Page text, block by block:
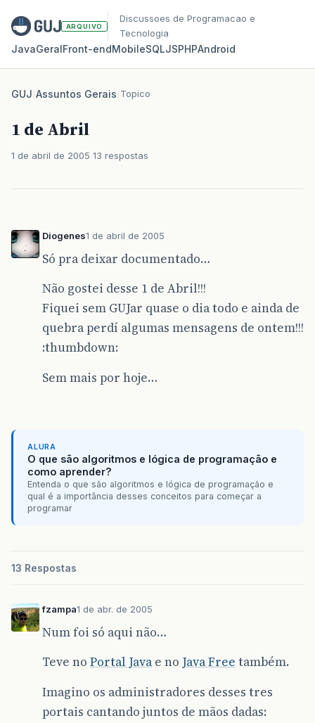
ARQUIVO
Discussoes de Programacao e
Tecnologia
JavaGeralFront‑endMobileSQLJSPHPAndroid
GUJ/Assuntos Gerais/Topico
1 de Abril
1 de abril de 2005 13 respostas
Diogenes1 de abril de 2005
Só pra deixar documentado…
Não gostei desse 1 de Abril!!!
Fiquei sem GUJar quase o dia todo e ainda de
quebra perdí algumas mensagens de ontem!!!
:thumbdown:
Sem mais por hoje…
ALURA
O que são algoritmos e lógica de programação e
como aprender?
Entenda o que são algoritmos e lógica de programação e
qual é a importância desses conceitos para começar a
programar
13 Respostas
fzampa1 de abr. de 2005
Num foi só aqui não…
Teve no Portal Java e no Java Free também.
Imagino os administradores desses tres
portais cantando juntos de mãos dadas: